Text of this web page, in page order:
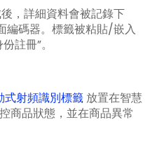
，詳細資料會被記錄下
編碼器。標籤被粘貼/嵌入
註冊”。
式射頻識別標籤 放置在智慧
商品狀態，並在商品異常